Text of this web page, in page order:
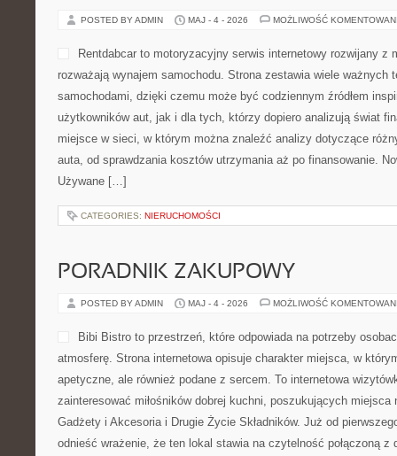
POSTED BY ADMIN MAJ - 4 - 2026 MOŻLIWOŚĆ
Rentdabcar to motoryzacyjny serwis internetowy rozwijany z
rozważają wynajem samochodu. Strona zestawia wiele ważnych
samochodami, dzięki czemu może być codziennym źródłem
użytkowników aut, jak i dla tych, którzy dopiero analizują świat
miejsce w sieci, w którym można znaleźć analizy dotyczące
auta, od sprawdzania kosztów utrzymania aż po finansowanie.
Używane […]
CATEGORIES: NIERUCHOMOŚCI
PORADNIK ZAKUPOWY
POSTED BY ADMIN MAJ - 4 - 2026 MOŻLIWOŚĆ
Bibi Bistro to przestrzeń, które odpowiada na potrzeby
atmosferę. Strona internetowa opisuje charakter miejsca, w
apetyczne, ale również podane z sercem. To internetowa
zainteresować miłośników dobrej kuchni, poszukujących miejsca
Gadżety i Akcesoria i Drugie Życie Składników. Już od
odnieść wrażenie, że ten lokal stawia na czytelność połączoną